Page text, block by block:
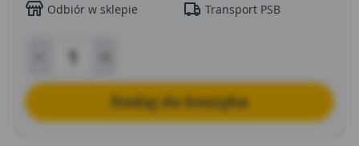
Odbiór w sklepie
Transport PSB
Dodaj do koszyka